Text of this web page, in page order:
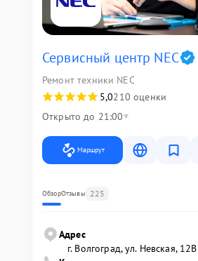
Сервисный центр NEC
Ремонт техники NEC
5,0210 оценки
Открыто до 21:00
Маршрут
ОбзорОтзывы 225
Адрес
г. Волгоград, ул. Невская, 12В